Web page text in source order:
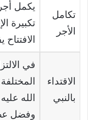
تكامل
الأجر
يكمل
تكبيرة
الاقتداء
بالنبي
في
الله
وفضل